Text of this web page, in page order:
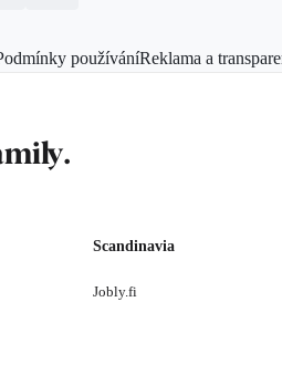
používáníReklama a
Scandinavia
Jobly.fi